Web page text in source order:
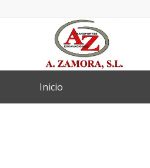
Inicio